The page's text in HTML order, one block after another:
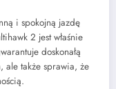
i spokojną jazdę
2 jest właśnie
doskonałą
ale także sprawia, że